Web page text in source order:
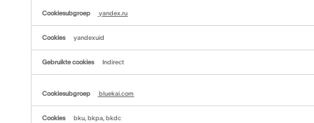
yandex.ru
yandexuid
Indirect
bluekai.com
bku, bkpa, bkdc